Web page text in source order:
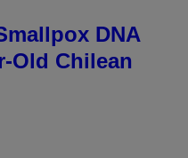
DNA
Old Chilean